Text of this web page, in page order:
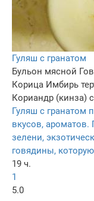
Гуляш с гранатом
Бульон мясной
Корица Имбирь
Кориандр (кинза)
Гуляш с гранатом
вкусов,
зелени,
говядины,
19 ч.
1
5.0